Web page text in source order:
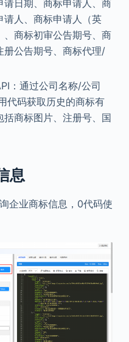
日期、商标申请人、商
人、商标申请人（英
商标初审公告期号、商
册公告期号、商标代理/
：通过公司名称/公司
代码获取历史的商标有
商标图片、注册号、国
息
企业商标信息，0代码使